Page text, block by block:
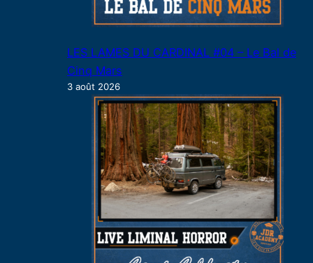
LES LAMES DU CARDINAL #04 – Le Bal de
Cinq Mars
3 août 2026